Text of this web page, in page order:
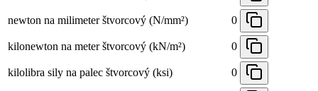
newton na milimeter štvorcový (N/mm²) 0
kilonewton na meter štvorcový (kN/m²) 0
kilolibra sily na palec štvorcový (ksi) 0